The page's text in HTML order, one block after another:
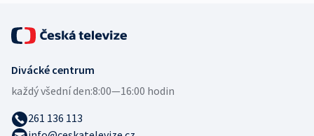
Divácké centrum
každý všední den:8:00—16:00 hodin
261 136 113